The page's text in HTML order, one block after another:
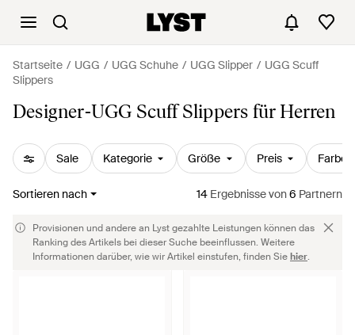
Startseite UGG UGG Schuhe UGG Slipper
UGG Scuff
Slippers
Designer-UGG Scuff Slippers für Herren
Sale Kategorie Größe Preis Farbe
Sortieren nach 14 Ergebnissevon6 Partnern
Provisionen und andere an Lyst gezahlte Leistungen können das
Ranking des Artikels bei dieser Suche beeinflussen. Weitere
Informationen darüber, wie wir Artikel einstufen, finden Siehier.